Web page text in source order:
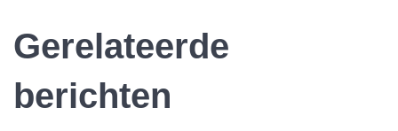
Gerelateerde
berichten